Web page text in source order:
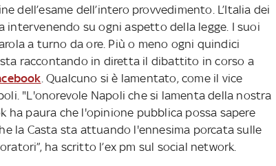
dell’esame dell’intero provvedimento. L’Italia dei
intervenendo su ogni aspetto della legge. I suoi
a turno da ore. Più o meno ogni quindici
raccontando in diretta il dibattito in corso a
. Qualcuno si è lamentato, come il vice
"L'onorevole Napoli che si lamenta della nostra
ha paura che l'opinione pubblica possa sapere
la Casta sta attuando l'ennesima porcata sulle
ha scritto l’ex pm sul social network.